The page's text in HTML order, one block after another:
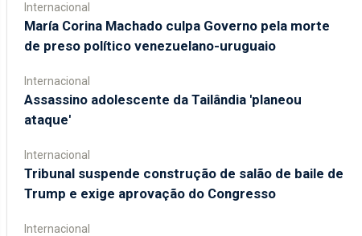
Internacional
María Corina Machado culpa Governo pela morte
de preso político venezuelano-uruguaio
Internacional
Assassino adolescente da Tailândia 'planeou
ataque'
Internacional
Tribunal suspende construção de salão de baile de
Trump e exige aprovação do Congresso
Internacional